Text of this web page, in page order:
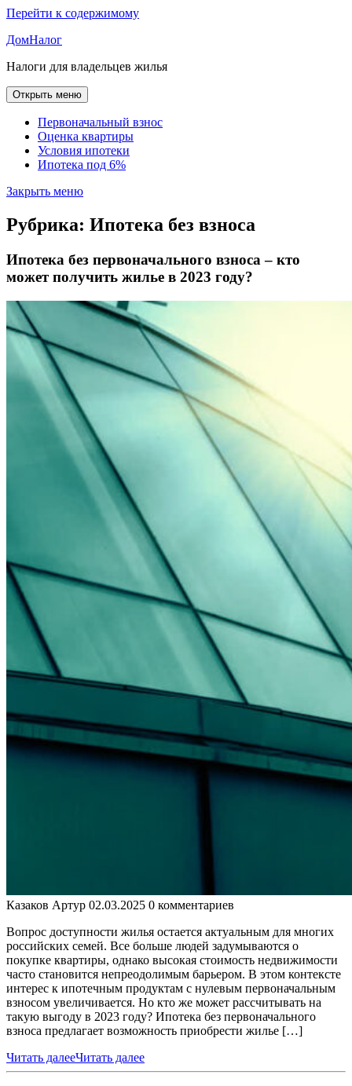
Перейти к содержимому
ДомНалог
Налоги для владельцев жилья
Открыть меню
Первоначальный взнос
Оценка квартиры
Условия ипотеки
Ипотека под 6%
Закрыть меню
Рубрика: Ипотека без взноса
Ипотека без первоначального взноса – кто
может получить жилье в 2023 году?
Казаков Артур 02.03.2025 0 комментариев
Вопрос доступности жилья остается актуальным для многих
российских семей. Все больше людей задумываются о
покупке квартиры, однако высокая стоимость недвижимости
часто становится непреодолимым барьером. В этом контексте
интерес к ипотечным продуктам с нулевым первоначальным
взносом увеличивается. Но кто же может рассчитывать на
такую выгоду в 2023 году? Ипотека без первоначального
взноса предлагает возможность приобрести жилье […]
Читать далееЧитать далее